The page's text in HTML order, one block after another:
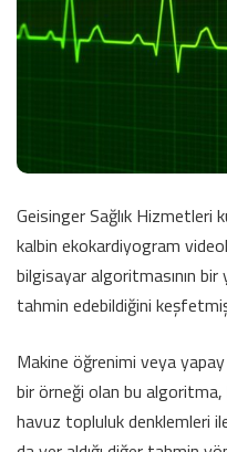
Geisinger Sağlık Hizmetleri
kalbin ekokardiyogram
bilgisayar algoritmasının bir
tahmin edebildiğini
Makine öğrenimi veya
bir örneği olan bu algoritma,
havuz topluluk denklemleri